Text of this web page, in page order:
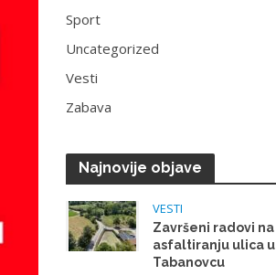
Sport
Uncategorized
Vesti
Zabava
Najnovije objave
VESTI
Završeni radovi na
asfaltiranju ulica u
Tabanovcu